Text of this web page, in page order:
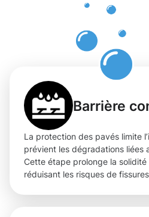
Barrière
La protection des pavés limite
prévient les dégradations liées
Cette étape prolonge la
réduisant les risques de